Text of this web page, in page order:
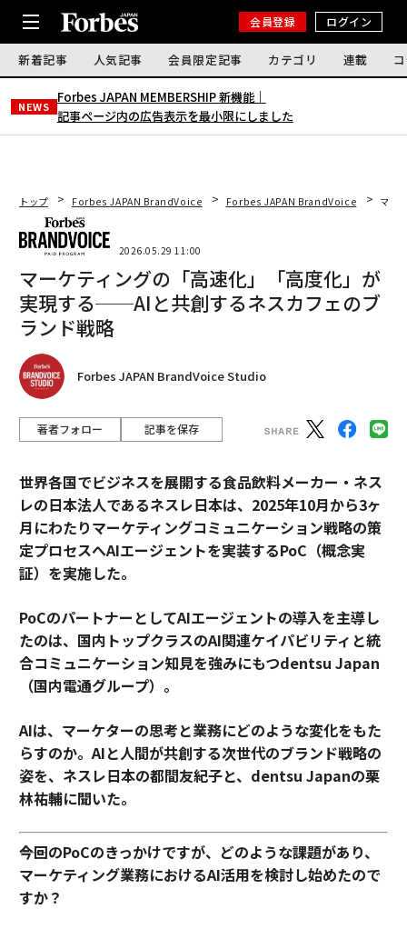
会員登録 ログイン
新着記事 人気記事 会員限定記事 カテゴリ 連載
NEWS
Forbes JAPAN MEMBERSHIP 新機能｜
記事ページ内の広告表示を最小限にしました
トップ Forbes JAPAN BrandVoice Forbes JAPAN BrandVoice マー
2026.05.29 11:00
マーケティングの「高速化」「高度化」が
実現する──AIと共創するネスカフェのブ
ランド戦略
Forbes JAPAN BrandVoice Studio
著者フォロー 記事を保存
世界各国でビジネスを展開する食品飲料メーカー・ネス
レの日本法人であるネスレ日本は、2025年10月から3ヶ
月にわたりマーケティングコミュニケーション戦略の策
定プロセスへAIエージェントを実装するPoC（概念実
証）を実施した。
PoCのパートナーとしてAIエージェントの導入を主導し
たのは、国内トップクラスのAI関連ケイパビリティと統
合コミュニケーション知見を強みにもつdentsu Japan
（国内電通グループ）。
AIは、マーケターの思考と業務にどのような変化をもた
らすのか。AIと人間が共創する次世代のブランド戦略の
姿を、ネスレ日本の都間友紀子と、dentsu Japanの栗
林祐輔に聞いた。
――今回のPoCのきっかけですが、どのような課題があり、
マーケティング業務におけるAI活用を検討し始めたので
すか？